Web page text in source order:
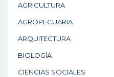
AGRICULTURA
AGROPECUARIA
ARQUITECTURA
BIOLOGÍA
CIENCIAS SOCIALES